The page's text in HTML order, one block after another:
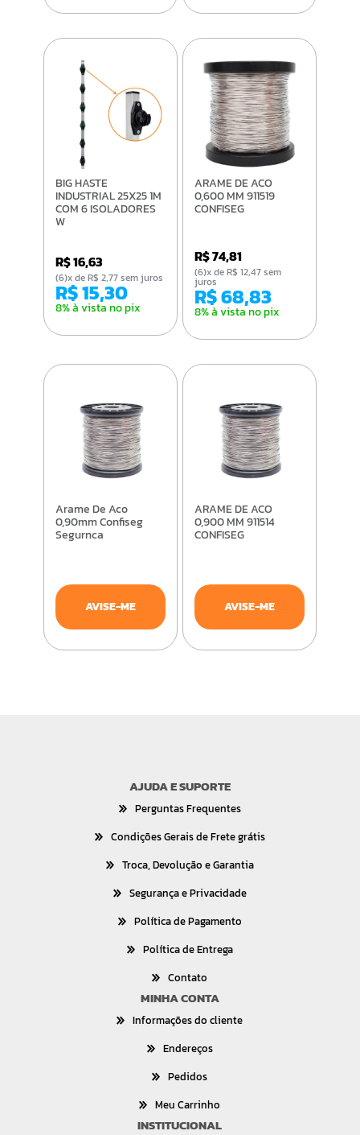
BIG HASTE
INDUSTRIAL 25X25 1M
COM 6 ISOLADORES
W
R$ 16,63
R$ 15,30
8% à vista no pix
(6)x de R$ 2,77 sem juros
ARAME DE ACO
0,600 MM 911519
CONFISEG
R$ 74,81
R$ 68,83
8% à vista no pix
(6)x de R$ 12,47 sem
juros
Arame De Aco
0,90mm Confiseg
Segurnca
AVISE-ME
ARAME DE ACO
0,900 MM 911514
CONFISEG
AVISE-ME
AJUDA E SUPORTE
Perguntas Frequentes
Condições Gerais de Frete grátis
Troca, Devolução e Garantia
Segurança e Privacidade
Política de Pagamento
Política de Entrega
Contato
MINHA CONTA
Informações do cliente
Endereços
Pedidos
Meu Carrinho
INSTITUCIONAL